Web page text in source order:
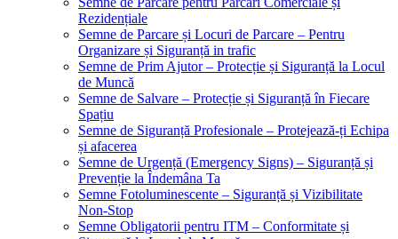
Rezidențiale
Semne de Parcare și Locuri de Parcare – Pentru
Organizare și Siguranță in trafic
Semne de Prim Ajutor – Protecție și Siguranță la Locul
de Muncă
Semne de Salvare – Protecție și Siguranță în Fiecare
Spațiu
Semne de Siguranță Profesionale – Protejează-ți Echipa
și afacerea
Semne de Urgență (Emergency Signs) – Siguranță și
Prevenție la Îndemâna Ta
Semne Fotoluminescente – Siguranță și Vizibilitate
Non-Stop
Semne Obligatorii pentru ITM – Conformitate și